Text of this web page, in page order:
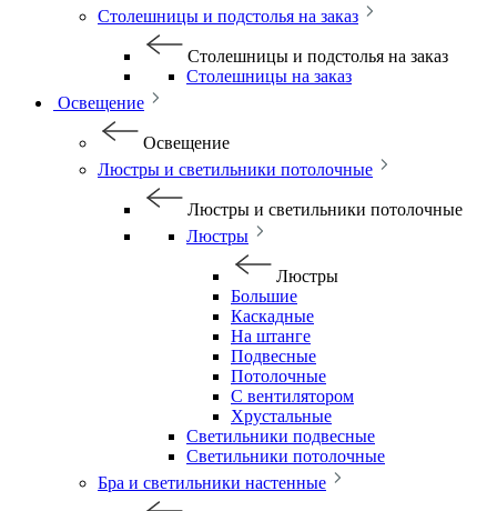
Столешницы и подстолья на заказ
Столешницы и подстолья на заказ
Столешницы на заказ
Освещение
Освещение
Люстры и светильники потолочные
Люстры и светильники потолочные
Люстры
Люстры
Большие
Каскадные
На штанге
Подвесные
Потолочные
С вентилятором
Хрустальные
Светильники подвесные
Светильники потолочные
Бра и светильники настенные